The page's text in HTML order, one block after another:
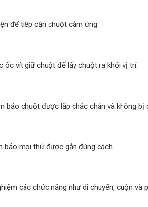
để tiếp cận chuột cảm ứng.
ốc vít giữ chuột để lấy chuột ra khỏi vị trí.
bảo chuột được lắp chắc chắn và không bị
bảo mọi thứ được gắn đúng cách.
các chức năng như di chuyển, cuộn và